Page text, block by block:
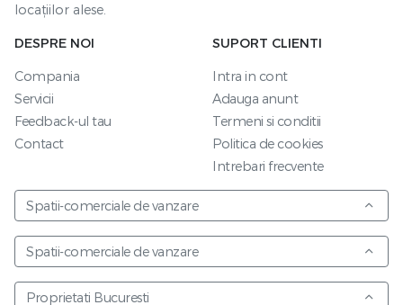
locațiilor alese.
DESPRE NOI
Compania
Servicii
Feedback-ul tau
Contact
SUPORT CLIENTI
Intra in cont
Adauga anunt
Termeni si conditii
Politica de cookies
Intrebari frecvente
Spatii-comerciale de vanzare
Spatii-comerciale de vanzare
Proprietati Bucuresti